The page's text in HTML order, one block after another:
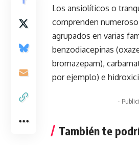
Los ansiolíticos o
comprenden
agrupados en varias
benzodiacepinas
bromazepam),
por ejemplo) e
-
También te